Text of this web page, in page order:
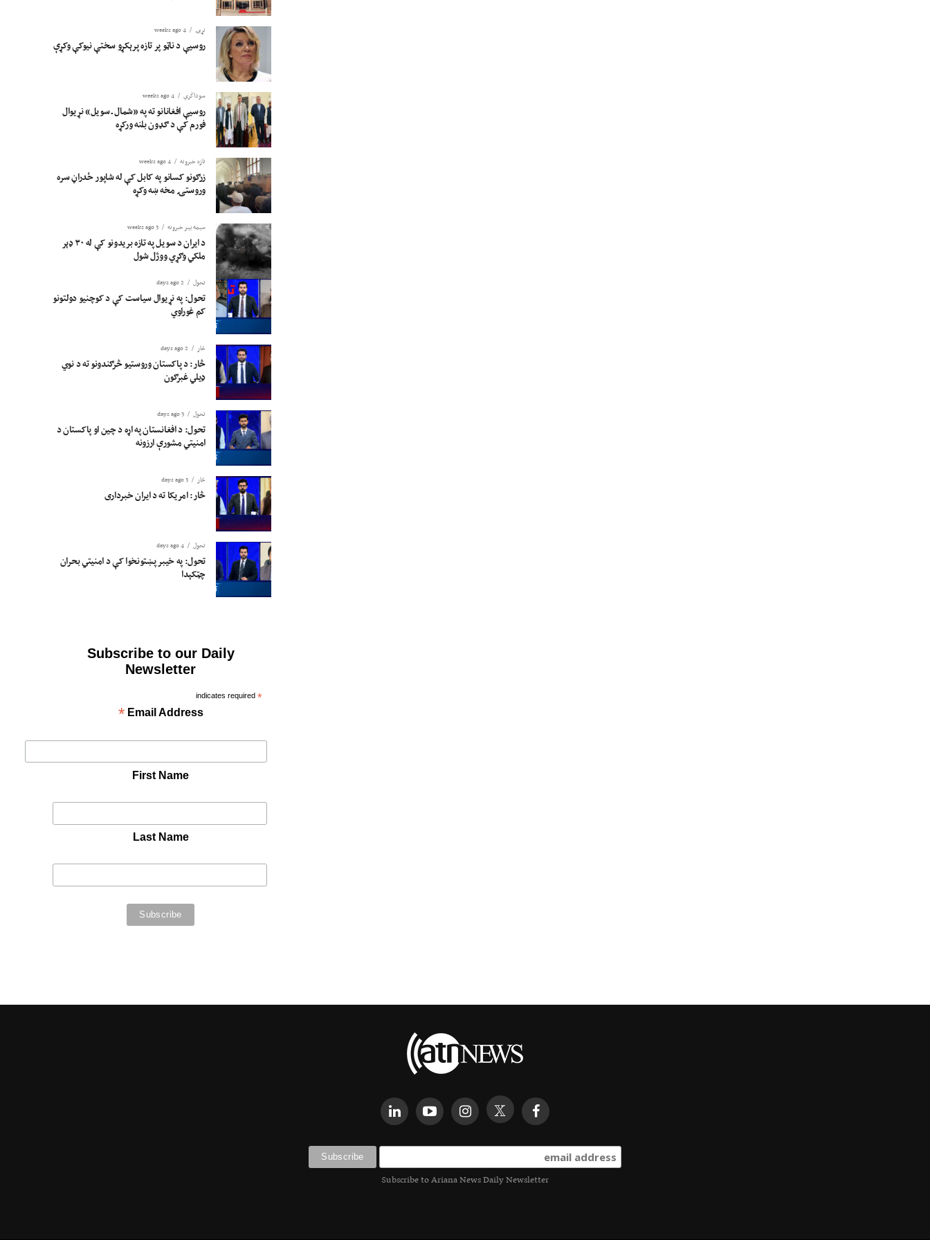
نړۍ 4 weeks ago
روسیې د ناټو پر تازه پرېکړو سختې نیوکې وکړې
سوداگري 4 weeks ago
روسیې افغانانو ته په «شمال ـ سویل» نړیوال
فورم کې د ګډون بلنه ورکړه
تازه خبرونه 4 weeks ago
زرګونو کسانو په کابل کې له شاپور ځدراڼ سره
وروستۍ مخه ښه وکړه
سیمه ییز خبرونه 3 weeks ago
د ایران د سویل په تازه بریدونو کې له ۳۰ ډېر
ملکي وګړي ووژل شول
تحول 2 days ago
تحول: په نړیوال سیاست کې د کوچنیو دولتونو
کم غوراوي
څار 2 days ago
څار: د پاکستان وروستیو څرګندونو ته د نوي
ډیلي غبرګون
تحول 3 days ago
تحول: د افغانستان په اړه د چین او پاکستان د
امنیتي مشورې ارزونه
څار 3 days ago
څار: امریکا ته د ایران خبرداری
تحول 4 days ago
تحول: په خیبر پښتونخوا کې د امنیتي بحران
چټکېدا
Subscribe to our Daily
Newsletter
*
indicates required
Email Address
*
First Name
Last Name
Subscribe to Ariana News Daily Newsletter